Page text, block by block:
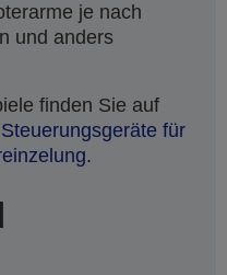
je nach
und anders
finden Sie auf
für